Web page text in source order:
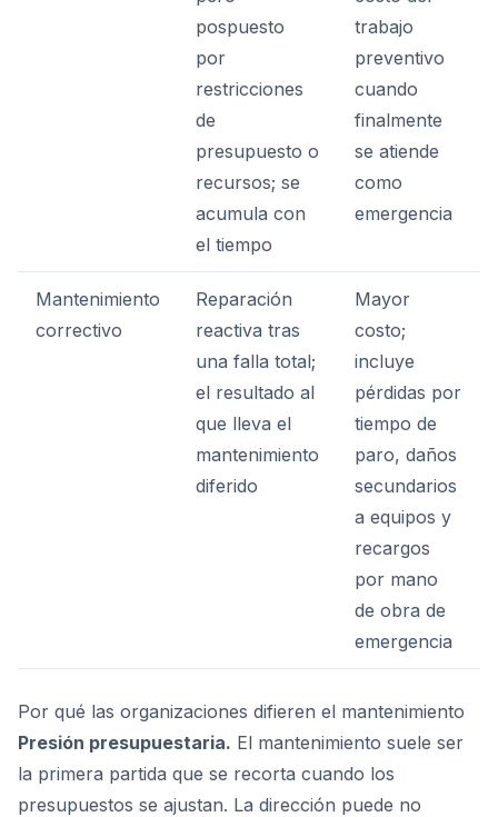
pospuesto
por
restricciones
de
presupuesto o
recursos; se
acumula con
el tiempo
trabajo
preventivo
cuando
finalmente
se atiende
como
emergencia
Mantenimiento
correctivo
Reparación
reactiva tras
una falla total;
el resultado al
que lleva el
mantenimiento
diferido
Mayor
costo;
incluye
pérdidas por
tiempo de
paro, daños
secundarios
a equipos y
recargos
por mano
de obra de
emergencia
Por qué las organizaciones difieren el mantenimiento
Presión presupuestaria. El mantenimiento suele ser
la primera partida que se recorta cuando los
presupuestos se ajustan. La dirección puede no